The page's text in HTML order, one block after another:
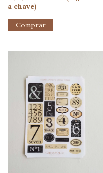
a chave)